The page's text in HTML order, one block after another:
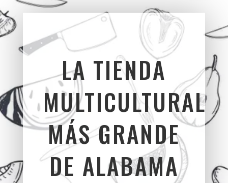
LA TIENDA
MULTICULTURAL
MÁS GRANDE
DE ALABAMA